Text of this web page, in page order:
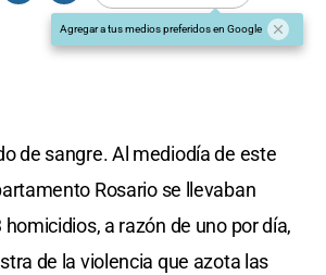
Agregar a tus medios preferidos en Google
de sangre. Al mediodía de este
Rosario se llevaban
a razón de uno por día,
de la violencia que azota las